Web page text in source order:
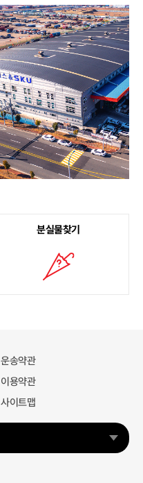
분실물찾기
운송약관
이용약관
사이트맵